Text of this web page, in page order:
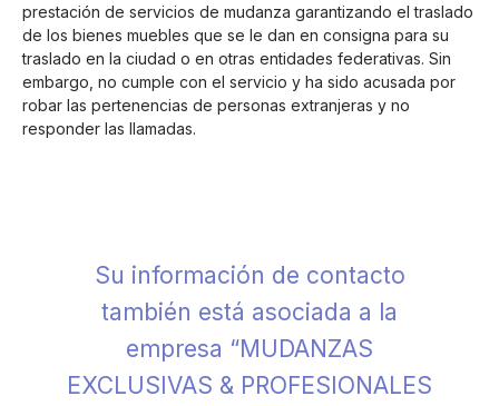
prestación de servicios de mudanza garantizando el traslado
de los bienes muebles que se le dan en consigna para su
traslado en la ciudad o en otras entidades federativas. Sin
embargo, no cumple con el servicio y ha sido acusada por
robar las pertenencias de personas extranjeras y no
responder las llamadas.
Su información de contacto
también está asociada a la
empresa “MUDANZAS
EXCLUSIVAS & PROFESIONALES